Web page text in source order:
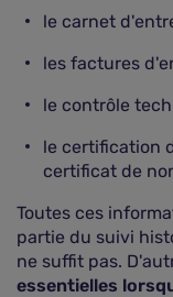
le carnet
les factures
le contrôle
le certification
certificat de
Toutes ces
partie du suivi
ne suffit pas.
essentielles